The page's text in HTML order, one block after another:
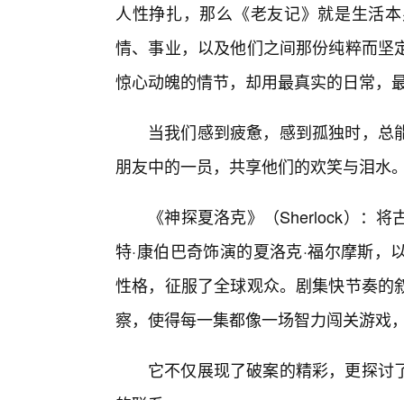
人性挣扎，那么《老友记》就是生活
情、事业，以及他们之间那份纯粹而
惊心动魄的情节，却用最真实的日常，
当我们感到疲惫，感到孤独时，
朋友中的一员，共享他们的欢笑与泪水
《神探夏洛克》（Sherlock）：
特·康伯巴奇饰演的夏洛克·福尔摩斯
性格，征服了全球观众。剧集快节奏
察，使得每一集都像一场智力闯关游戏
它不仅展现了破案的精彩，更探